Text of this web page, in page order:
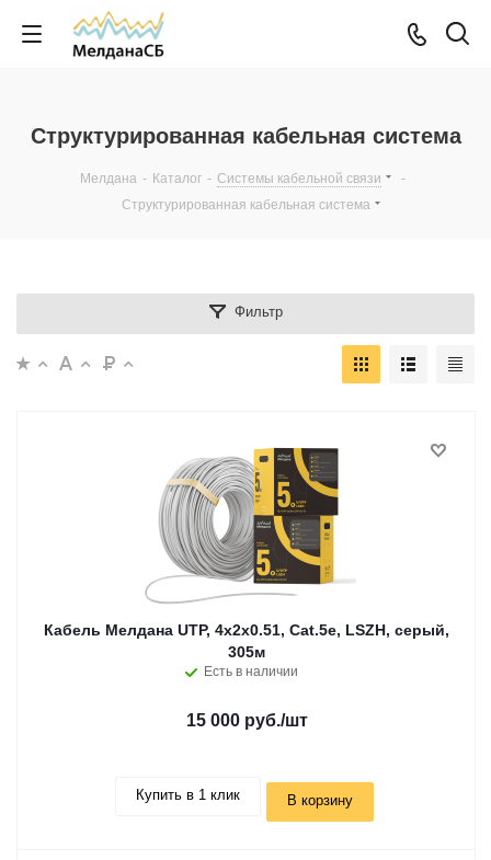
Структурированная кабельная система
Мелдана - Каталог - Системы кабельной связи
-
Структурированная кабельная система
Фильтр
Кабель Мелдана UTP, 4х2х0.51, Cat.5e, LSZH, серый,
305м
Есть в наличии
15 000 руб./шт
Купить в 1 клик В корзину